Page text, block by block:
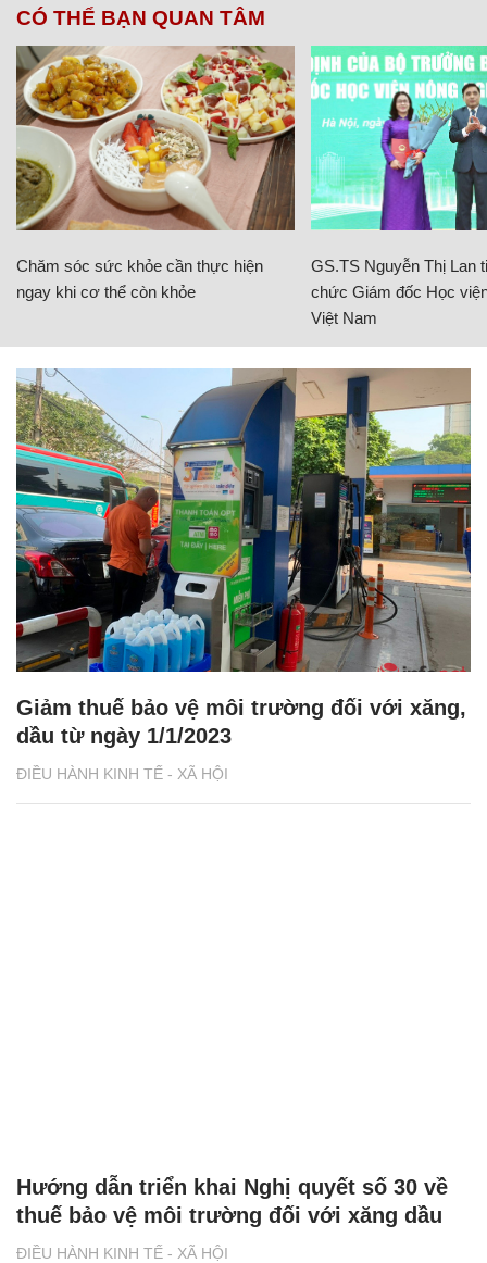
CÓ THỂ BẠN QUAN TÂM
Chăm sóc sức khỏe cần thực hiện
ngay khi cơ thể còn khỏe
GS.TS Nguyễn Thị Lan
chức Giám đốc Học
Việt Nam
ĐIỀU HÀNH KINH TẾ - XÃ HỘI
Giảm thuế bảo vệ môi trường đối với xăng,
dầu từ ngày 1/1/2023
ĐIỀU HÀNH KINH TẾ - XÃ HỘI
Hướng dẫn triển khai Nghị quyết số 30 về
thuế bảo vệ môi trường đối với xăng dầu